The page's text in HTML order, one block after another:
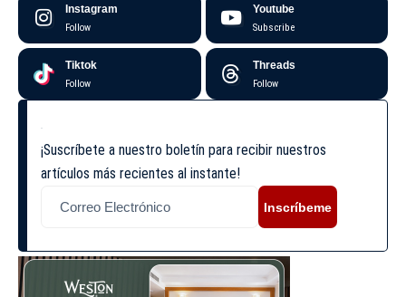
Instagram
Follow
Youtube
Subscribe
Tiktok
Follow
Threads
Follow
¡Suscríbete a nuestro boletín para recibir nuestros
artículos más recientes al instante!
Inscríbeme